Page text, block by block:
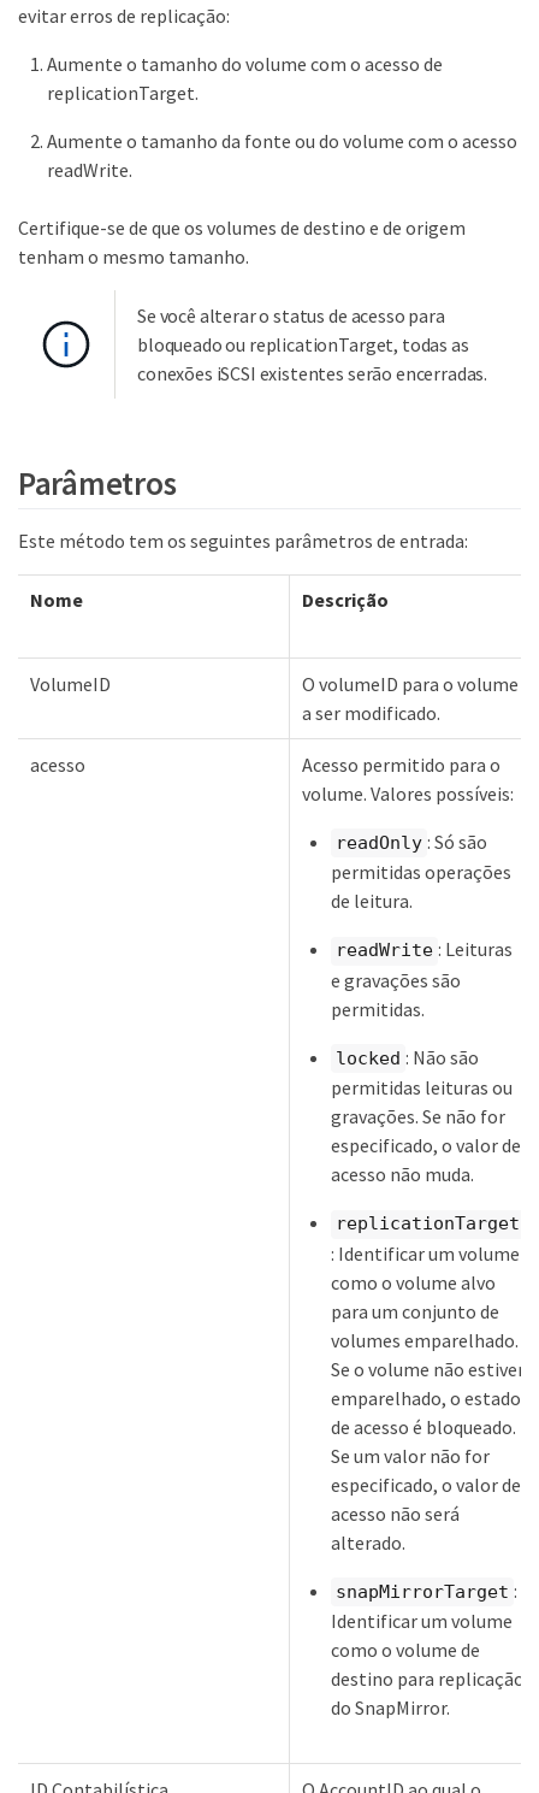
evitar erros de replicação:
Aumente o tamanho do volume com o acesso de
replicationTarget.
Aumente o tamanho da fonte ou do volume com o acesso
readWrite.
Certifique-se de que os volumes de destino e de origem
tenham o mesmo tamanho.
Se você alterar o status de acesso para
bloqueado ou replicationTarget, todas as
conexões iSCSI existentes serão encerradas.
Parâmetros
Este método tem os seguintes parâmetros de entrada:
Nome Descrição
VolumeID
O volumeID para o volume
a ser modificado.
acesso
Acesso permitido para o
volume. Valores possíveis:
readOnly : Só são
permitidas operações
de leitura.
readWrite : Leituras
e gravações são
permitidas.
locked : Não são
permitidas leituras ou
gravações. Se não for
especificado, o valor de
acesso não muda.
replicationTarget
: Identificar um volume
como o volume alvo
para um conjunto de
volumes emparelhado.
Se o volume não estiver
emparelhado, o estado
de acesso é bloqueado.
Se um valor não for
especificado, o valor de
acesso não será
alterado.
snapMirrorTarget :
Identificar um volume
como o volume de
destino para replicação
do SnapMirror.